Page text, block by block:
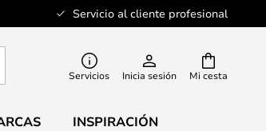
Servicio al cliente profesional
Mi cesta
Servicios Inicia sesión
INSPIRACIÓN